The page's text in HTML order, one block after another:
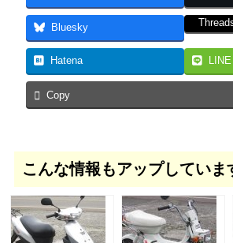
Bluesky
Hatena LINE
Copy
こんな情報もアップしていま